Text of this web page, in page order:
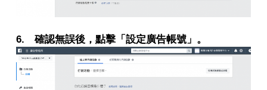
6. 確認無誤後，點擊「設定廣告帳號」。